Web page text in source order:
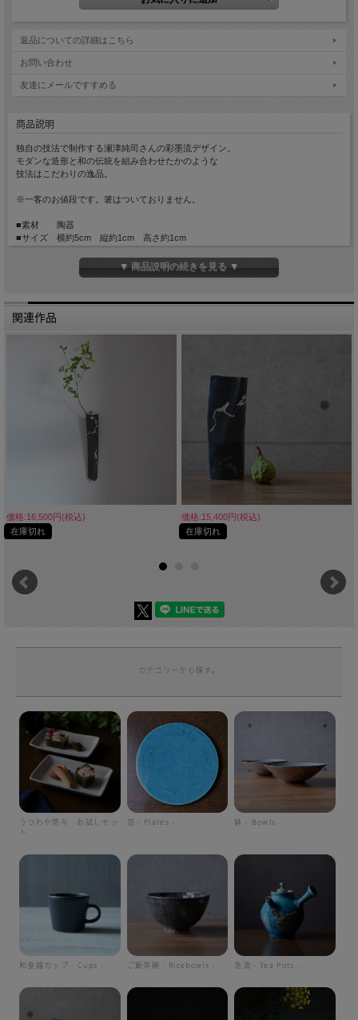
返品についての詳細はこちら
お問い合わせ
友達にメールですすめる
商品説明
独自の技法で制作する瀬津純司さんの彩墨流デザイン。
モダンな造形と和の伝統を組み合わせたかのような
技法はこだわりの逸品。
※一客のお値段です。箸はついておりません。
■素材 陶器
■サイズ 横約5cm 縦約1cm 高さ約1cm
■手触り さらっとしています。
■重さ 約15g
▼ 商品説明の続きを見る ▼
関連作品
価格:16,500円(税込)
在庫切れ
価格:15,400円(税込)
在庫切れ
カテゴリーから探す。
うつわや悠々 お試しセッ
ト
皿 - Plates - 鉢 - Bowls -
和食器カップ - Cups - ご飯茶碗 - Ricebowls - 急須 - Tea Pots -